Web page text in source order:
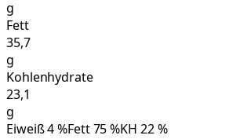
g
Fett
35,7
g
Kohlenhydrate
23,1
g
Eiweiß4%Fett75%KH 22%